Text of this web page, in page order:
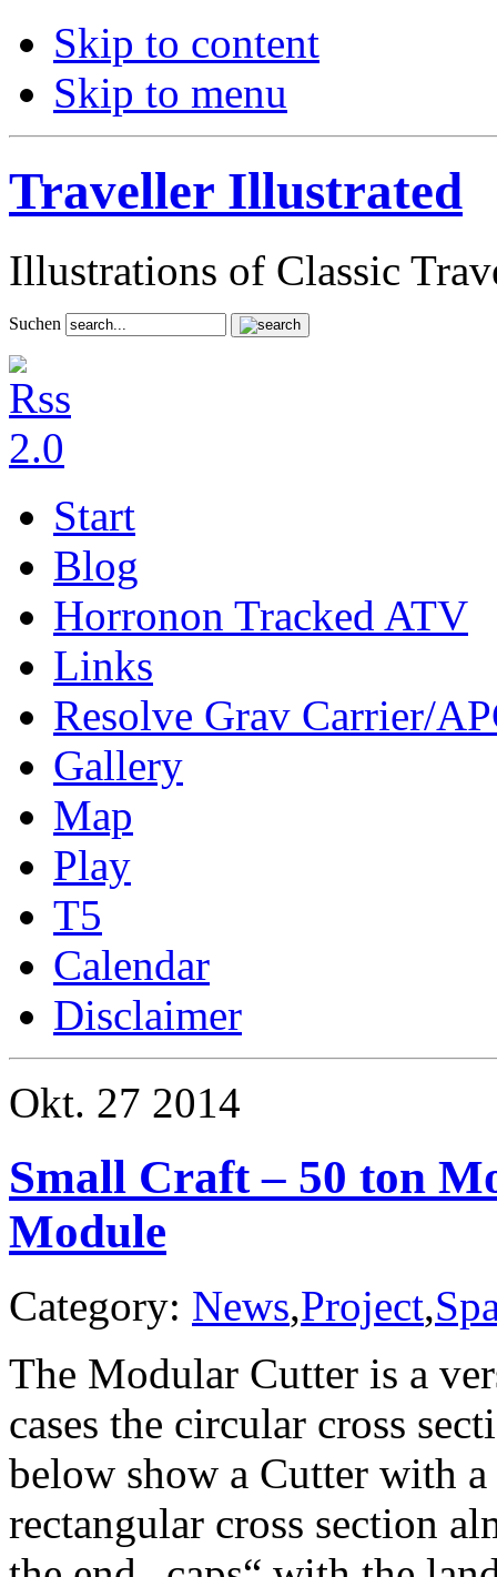
Skip to content
Skip to menu
Traveller Illustrated
Illustrations of Classic
Suchen
Start
Blog
Horronon Tracked ATV
Links
Resolve Grav Carrier/
Gallery
Map
Play
T5
Calendar
Disclaimer
Okt. 27 2014
Small Craft – 50 ton
Module
Category: News,Project,
The Modular Cutter is a
cases the circular cross
below show a Cutter with
rectangular cross section